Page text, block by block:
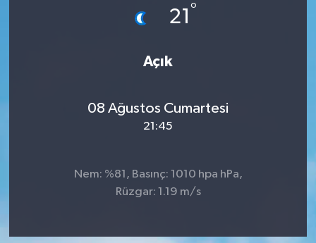
21 °
Açık
08 Ağustos Cumartesi
21:45
Nem: %81, Basınç: 1010 hpa hPa,
Rüzgar: 1.19 m/s